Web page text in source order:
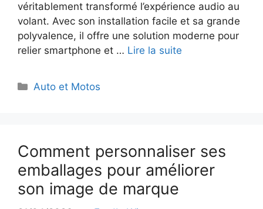
véritablement transformé l’expérience audio au
volant. Avec son installation facile et sa grande
polyvalence, il offre une solution moderne pour
relier smartphone et … Lire la suite
Catégories
Auto et Motos
Comment personnaliser ses
emballages pour améliorer
son image de marque